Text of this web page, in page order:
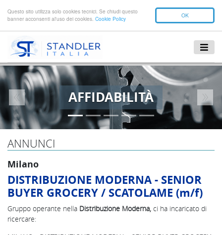
OK
Questo sito utilizza solo cookies tecnici. Se chiudi questo
banner acconsenti al'uso dei cookies. Cookie Policy
AFFIDABILITÀ
Previous Next
ANNUNCI
Milano
DISTRIBUZIONE MODERNA - SENIOR
BUYER GROCERY / SCATOLAME (m/f)
Gruppo operante nella Distribuzione Moderna, ci ha incaricato di
ricercare: